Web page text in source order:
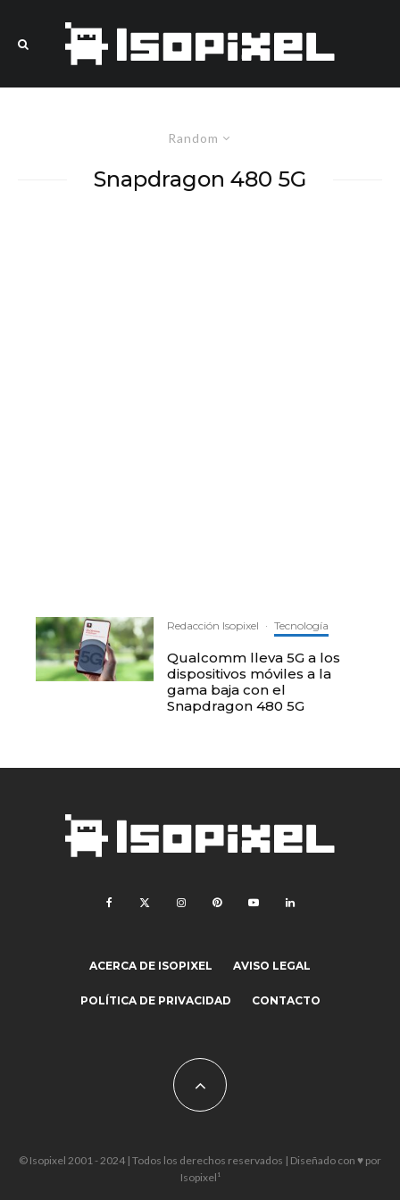
Random
Snapdragon 480 5G
Redacción Isopixel · Tecnología
Qualcomm lleva 5G a los
dispositivos móviles a la
gama baja con el
Snapdragon 480 5G
ACERCA DE ISOPIXEL AVISO LEGAL
POLÍTICA DE PRIVACIDAD CONTACTO
© Isopixel 2001 - 2024 | Todos los derechos reservados | Diseñado con ♥ por
Isopixel¹